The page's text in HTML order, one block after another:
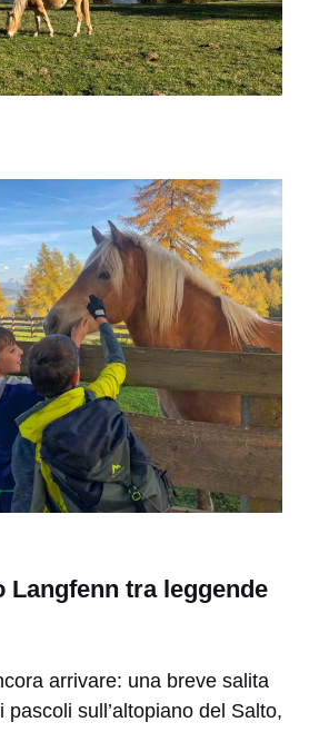
Langfenn tra leggende
arrivare: una breve salita
sull’altopiano del Salto,